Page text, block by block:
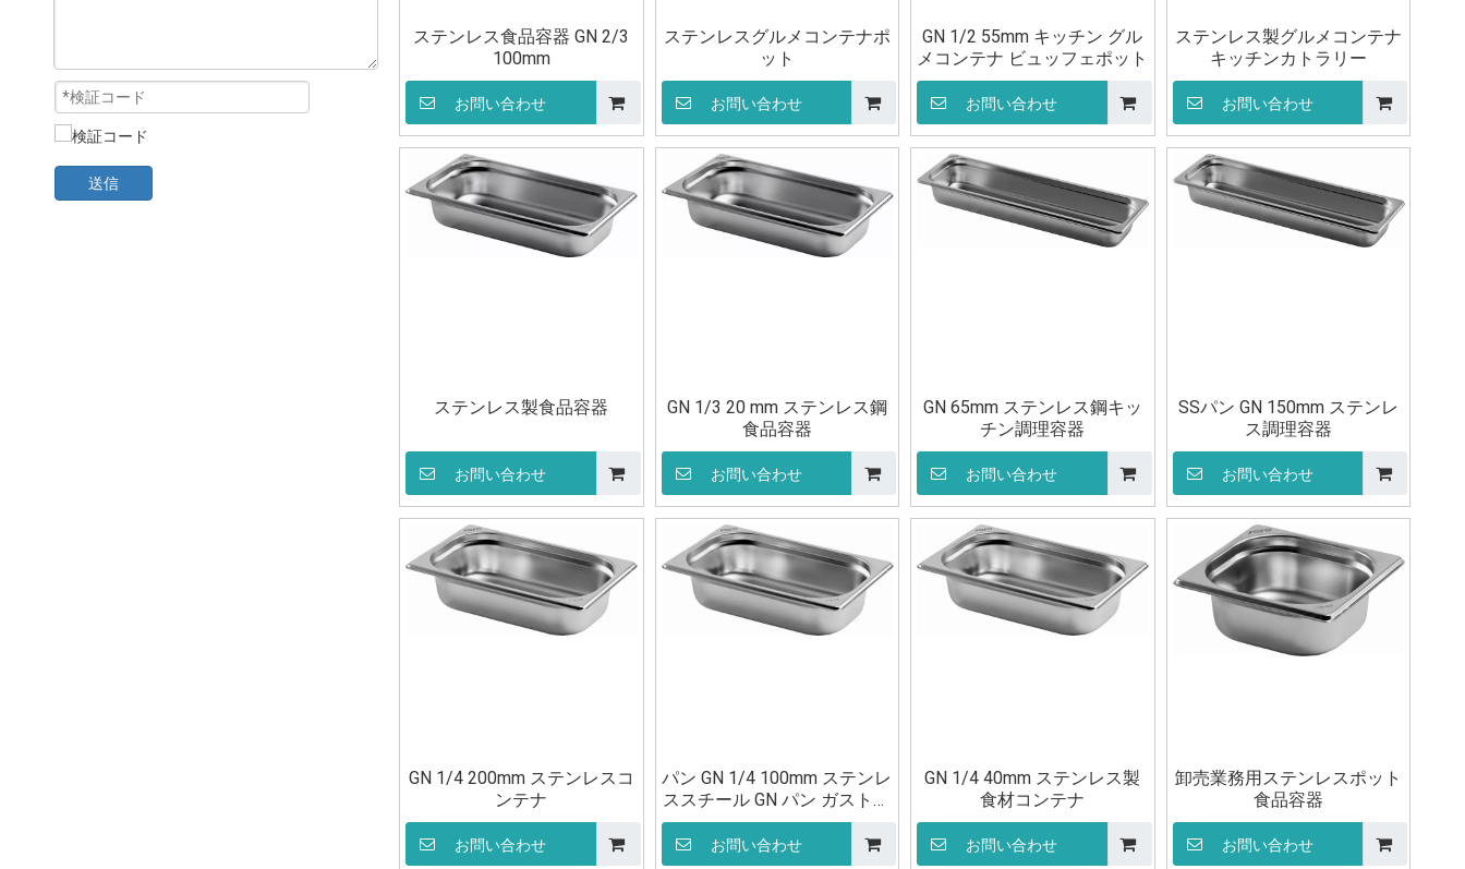
送信
ステンレス食品容器 GN 2/3
100mm
お問い合わせ
ステンレスグルメコンテナポ
ット
お問い合わせ
GN 1/2 55mm キッチン グル
メコンテナ ビュッフェポット
お問い合わせ
ステンレス製グルメコンテナ
キッチンカトラリー
お問い合わせ
ステンレス製食品容器
お問い合わせ
GN 1/3 20 mm ステンレス鋼
食品容器
お問い合わせ
GN 65mm ステンレス鋼キッ
チン調理容器
お問い合わせ
SSパン GN 150mm ステンレ
ス調理容器
お問い合わせ
GN 1/4 200mm ステンレスコ
ンテナ
お問い合わせ
パン GN 1/4 100mm ステンレ
ススチール GN パン ガストロ
ノームコンテナ
お問い合わせ
GN 1/4 40mm ステンレス製
食材コンテナ
お問い合わせ
卸売業務用ステンレスポット
食品容器
お問い合わせ